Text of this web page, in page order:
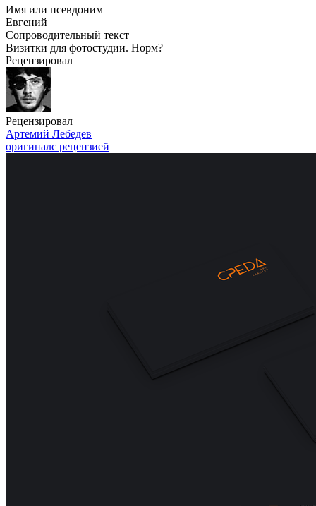
Имя или псевдоним
Евгений
Сопроводительный текст
Визитки для фотостудии. Норм?
Рецензировал
Рецензировал
Артемий Лебедев
оригиналс рецензией